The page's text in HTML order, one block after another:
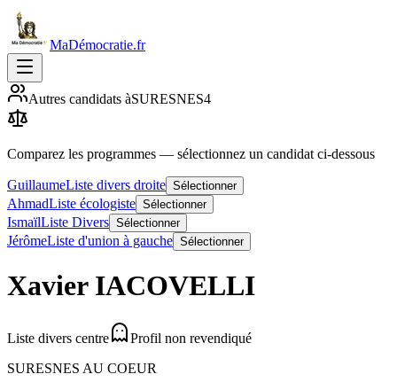
MaDémocratie.fr
Autres candidats àSURESNES4
Comparez les programmes — sélectionnez un candidat ci-dessous
GuillaumeListe divers droite Sélectionner
AhmadListe écologiste Sélectionner
IsmaïlListe Divers Sélectionner
JérômeListe d'union à gauche Sélectionner
Xavier IACOVELLI
Liste divers centre
Profil non revendiqué
SURESNES AU COEUR